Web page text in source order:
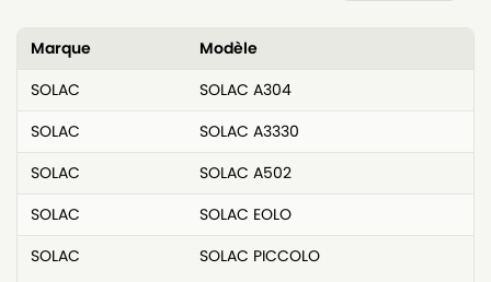
Marque
Modèle
SOLAC
SOLAC A304
SOLAC
SOLAC A3330
SOLAC
SOLAC A502
SOLAC
SOLAC EOLO
SOLAC
SOLAC PICCOLO